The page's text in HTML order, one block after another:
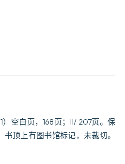
空白页，168页；II/ 207页。保
顶上有图书馆标记，未裁切。